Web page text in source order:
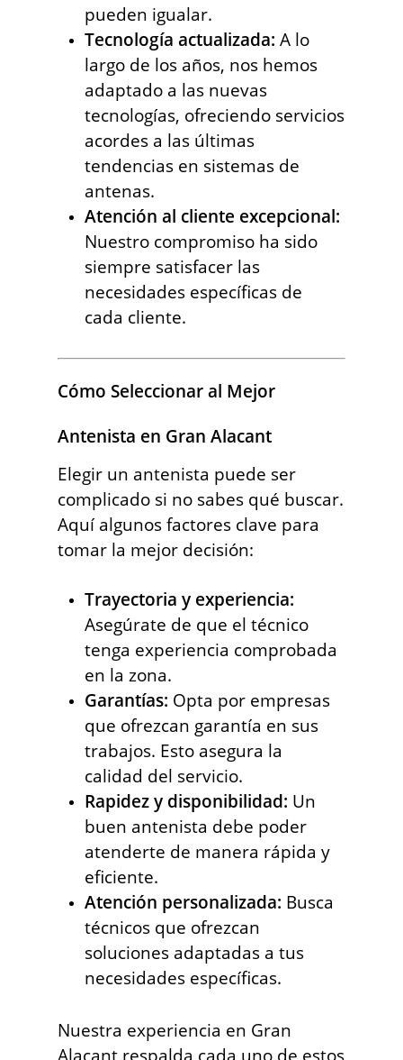
pueden igualar.
Tecnología actualizada: A lo
largo de los años, nos hemos
adaptado a las nuevas
tecnologías, ofreciendo servicios
acordes a las últimas
tendencias en sistemas de
antenas.
Atención al cliente excepcional:
Nuestro compromiso ha sido
siempre satisfacer las
necesidades específicas de
cada cliente.
Cómo Seleccionar al Mejor
Antenista en Gran Alacant
Elegir un antenista puede ser
complicado si no sabes qué buscar.
Aquí algunos factores clave para
tomar la mejor decisión:
Trayectoria y experiencia:
Asegúrate de que el técnico
tenga experiencia comprobada
en la zona.
Garantías: Opta por empresas
que ofrezcan garantía en sus
trabajos. Esto asegura la
calidad del servicio.
Rapidez y disponibilidad: Un
buen antenista debe poder
atenderte de manera rápida y
eficiente.
Atención personalizada: Busca
técnicos que ofrezcan
soluciones adaptadas a tus
necesidades específicas.
Nuestra experiencia en Gran
Alacant respalda cada uno de estos